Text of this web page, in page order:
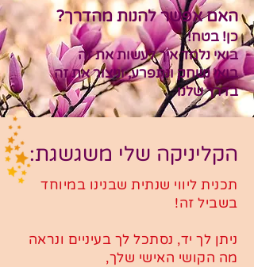
האם אפשר להנות מהדרך?
כן! בטח!
בואי נלמד איך לעשות את זה
בואי נשחק ונתפרע, וניצור את זה
בדרך שלנו
הקליניקה שלי משגשגת:
תכנית ליווי שנתית שבנינו במיוחד
בשביל זה!
ניתן לך יד, נסתכל לך בעיניים ונראה
מה הקושי האישי שלך,